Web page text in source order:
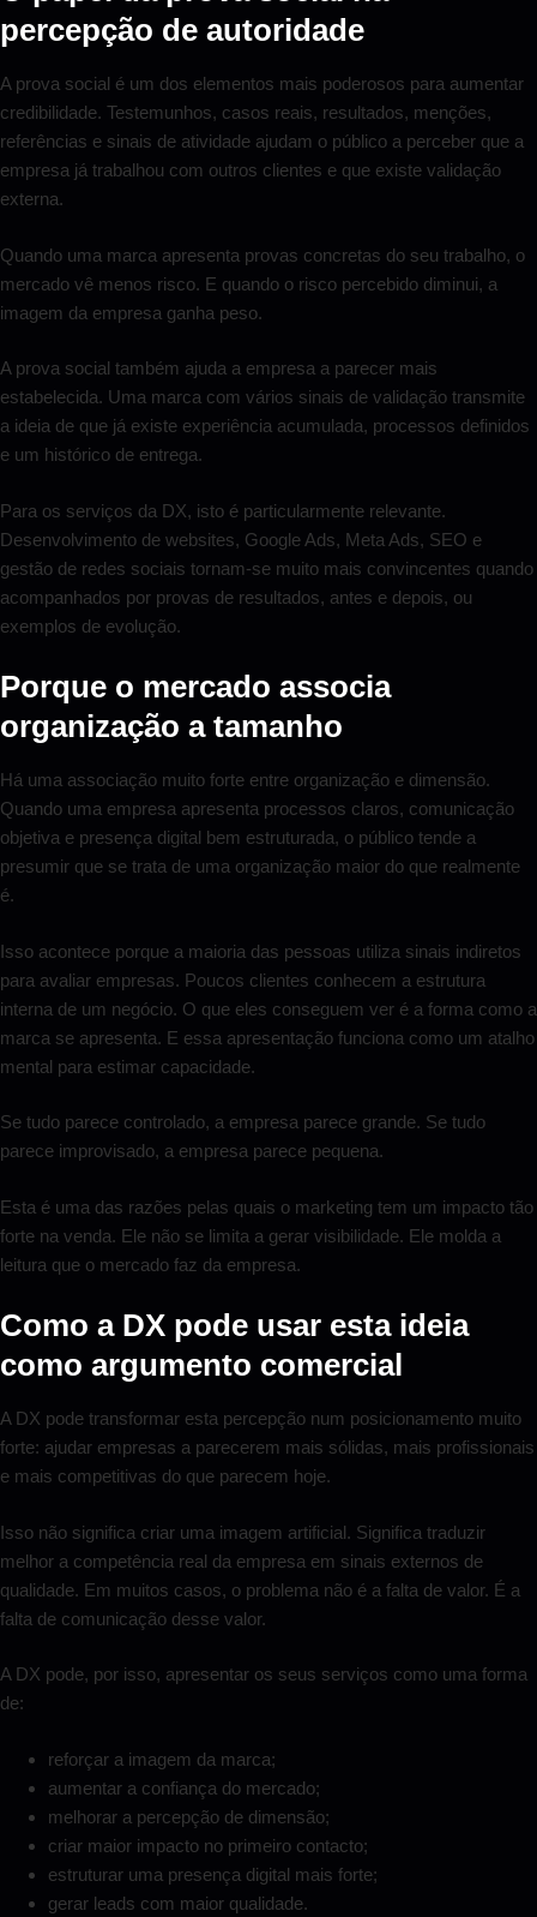
percepção de autoridade
A prova social é um dos elementos mais poderosos para aumentar
credibilidade. Testemunhos, casos reais, resultados, menções,
referências e sinais de atividade ajudam o público a perceber que a
empresa já trabalhou com outros clientes e que existe validação
externa.
Quando uma marca apresenta provas concretas do seu trabalho, o
mercado vê menos risco. E quando o risco percebido diminui, a
imagem da empresa ganha peso.
A prova social também ajuda a empresa a parecer mais
estabelecida. Uma marca com vários sinais de validação transmite
a ideia de que já existe experiência acumulada, processos definidos
e um histórico de entrega.
Para os serviços da DX, isto é particularmente relevante.
Desenvolvimento de websites, Google Ads, Meta Ads, SEO e
gestão de redes sociais tornam-se muito mais convincentes quando
acompanhados por provas de resultados, antes e depois, ou
exemplos de evolução.
Porque o mercado associa
organização a tamanho
Há uma associação muito forte entre organização e dimensão.
Quando uma empresa apresenta processos claros, comunicação
objetiva e presença digital bem estruturada, o público tende a
presumir que se trata de uma organização maior do que realmente
é.
Isso acontece porque a maioria das pessoas utiliza sinais indiretos
para avaliar empresas. Poucos clientes conhecem a estrutura
interna de um negócio. O que eles conseguem ver é a forma como a
marca se apresenta. E essa apresentação funciona como um atalho
mental para estimar capacidade.
Se tudo parece controlado, a empresa parece grande. Se tudo
parece improvisado, a empresa parece pequena.
Esta é uma das razões pelas quais o marketing tem um impacto tão
forte na venda. Ele não se limita a gerar visibilidade. Ele molda a
leitura que o mercado faz da empresa.
Como a DX pode usar esta ideia
como argumento comercial
A DX pode transformar esta percepção num posicionamento muito
forte: ajudar empresas a parecerem mais sólidas, mais profissionais
e mais competitivas do que parecem hoje.
Isso não significa criar uma imagem artificial. Significa traduzir
melhor a competência real da empresa em sinais externos de
qualidade. Em muitos casos, o problema não é a falta de valor. É a
falta de comunicação desse valor.
A DX pode, por isso, apresentar os seus serviços como uma forma
de:
reforçar a imagem da marca;
aumentar a confiança do mercado;
melhorar a percepção de dimensão;
criar maior impacto no primeiro contacto;
estruturar uma presença digital mais forte;
gerar leads com maior qualidade.